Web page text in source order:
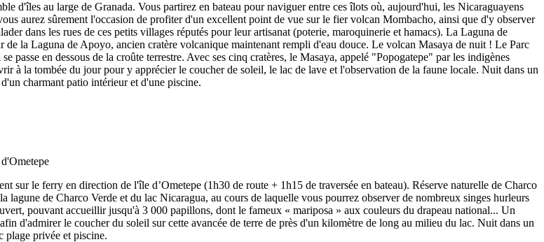
d'îles au large de Granada. Vous partirez en bateau pour naviguer entre ces îlots où, aujourd'hui, les Nicaraguayens
aurez sûrement l'occasion de profiter d'un excellent point de vue sur le fier volcan Mombacho, ainsi que d'y observer
dans les rues de ces petits villages réputés pour leur artisanat (poterie, maroquinerie et hamacs). La Laguna de
la Laguna de Apoyo, ancien cratère volcanique maintenant rempli d'eau douce. Le volcan Masaya de nuit ! Le Parc
en dessous de la croûte terrestre. Avec ses cinq cratères, le Masaya, appelé "Popogatepe" par les indigènes
à la tombée du jour pour y apprécier le coucher de soleil, le lac de lave et l'observation de la faune locale. Nuit dans un
charmant patio intérieur et d'une piscine.
sur le ferry en direction de l'île d’Ometepe (1h30 de route + 1h15 de traversée en bateau). Réserve naturelle de Charco
de Charco Verde et du lac Nicaragua, au cours de laquelle vous pourrez observer de nombreux singes hurleurs
pouvant accueillir jusqu'à 3 000 papillons, dont le fameux « mariposa » aux couleurs du drapeau national... Un
d'admirer le coucher du soleil sur cette avancée de terre de près d'un kilomètre de long au milieu du lac. Nuit dans un
plage privée et piscine.